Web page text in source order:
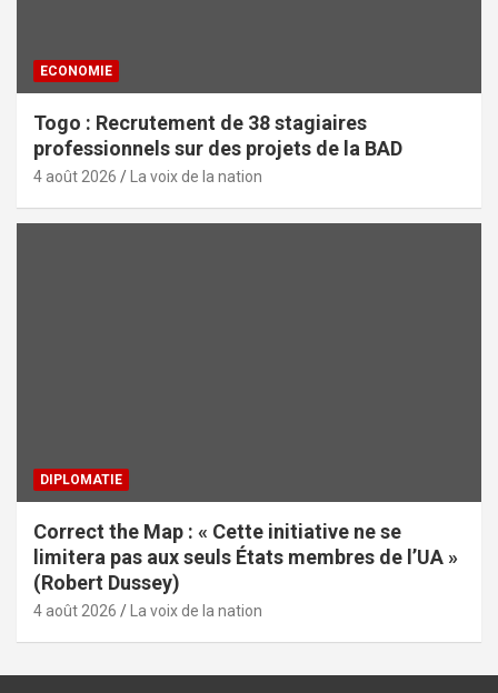
ECONOMIE
Togo : Recrutement de 38 stagiaires
professionnels sur des projets de la BAD
4 août 2026 La voix de la nation
DIPLOMATIE
Correct the Map : « Cette initiative ne se
limitera pas aux seuls États membres de l’UA »
(Robert Dussey)
4 août 2026 La voix de la nation